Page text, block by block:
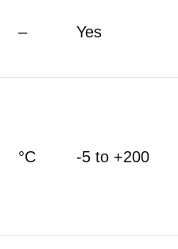
– Yes
°C -5 to +200